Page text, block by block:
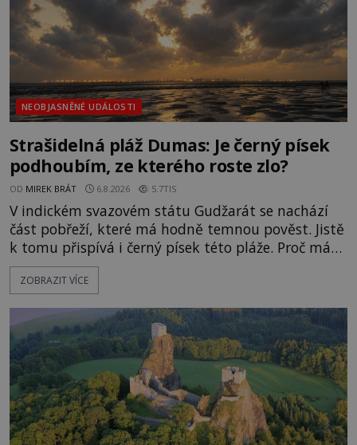
NEOBJASNĚNÉ UDÁLOSTI
Strašidelná pláž Dumas: Je černý písek
podhoubím, ze kterého roste zlo?
OD MIREK BRÁT 6.8.2026 5.7TIS
V indickém svazovém státu Gudžarát se nachází
část pobřeží, které má hodně temnou pověst. Jistě
k tomu přispívá i černý písek této pláže. Proč má
pláž takové netypické zbarvení? Nakolik jsou
pravdivé historky, že zde došlo k nevysvětlitelným
následovat. Vstupujeme na pláž Dumas ve městě
Surat. Gu
ZOBRAZIT VÍCE